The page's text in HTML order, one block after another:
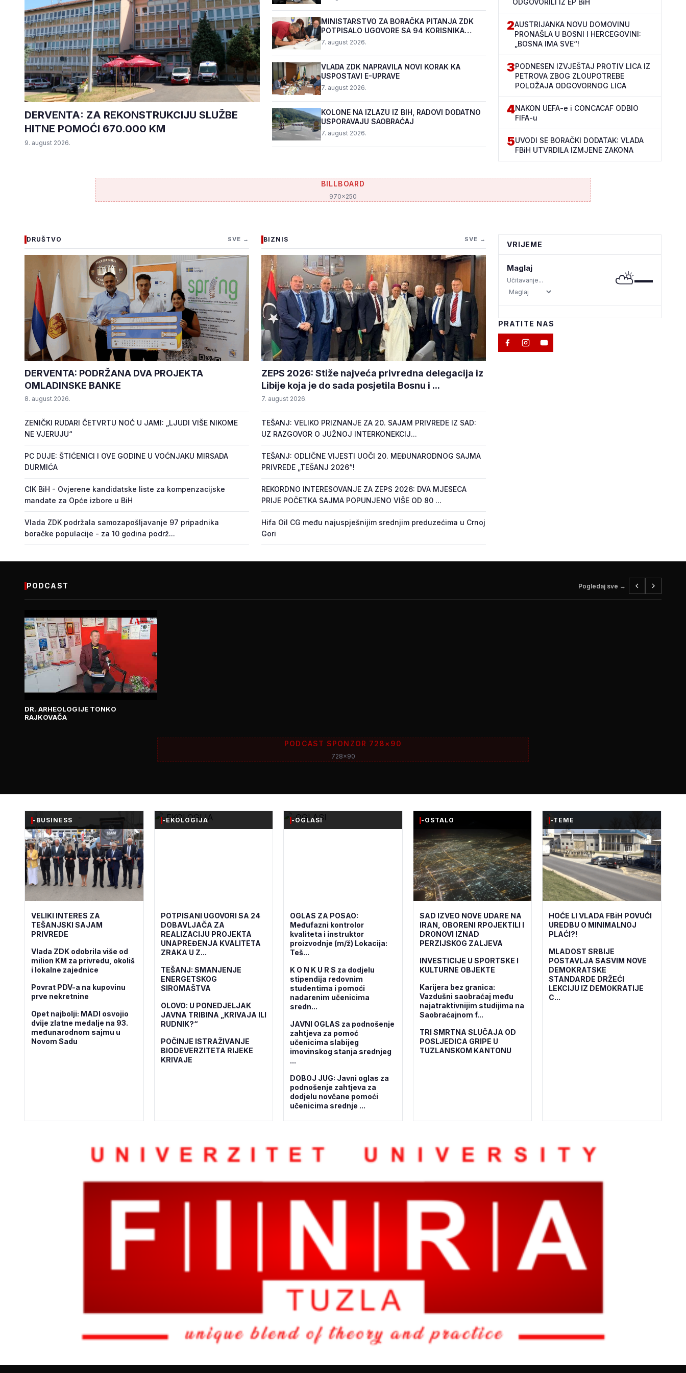
DERVENTA: ZA REKONSTRUKCIJU SLUŽBE
HITNE POMOĆI 670.000 KM
9. august 2026.
MINISTARSTVO ZA BORAČKA PITANJA ZDK
POTPISALO UGOVORE SA 94 KORISNIKA
PROGRAMA "BIZNIS PL...
7. august 2026.
VLADA ZDK NAPRAVILA NOVI KORAK KA
USPOSTAVI E-UPRAVE
7. august 2026.
KOLONE NA IZLAZU IZ BIH, RADOVI DODATNO
USPORAVAJU SAOBRAĆAJ
7. august 2026.
ODGOVORILI IZ EP BiH
2AUSTRIJANKA NOVU DOMOVINU
PRONAŠLA U BOSNI I HERCEGOVINI:
„BOSNA IMA SVE“!
3PODNESEN IZVJEŠTAJ PROTIV LICA IZ
PETROVA ZBOG ZLOUPOTREBE
POLOŽAJA ODGOVORNOG LICA
4NAKON UEFA-e i CONCACAF ODBIO
FIFA-u
5UVODI SE BORAČKI DODATAK: VLADA
FBiH UTVRDILA IZMJENE ZAKONA
BILLBOARD
970x250
DRUŠTVO SVE →
DERVENTA: PODRŽANA DVA PROJEKTA
OMLADINSKE BANKE
8. august 2026.
ZENIČKI RUDARI ČETVRTU NOĆ U JAMI: „LJUDI VIŠE NIKOME
NE VJERUJU“
PC DUJE: ŠTIĆENICI I OVE GODINE U VOĆNJAKU MIRSADA
DURMIĆA
CIK BiH - Ovjerene kandidatske liste za kompenzacijske
mandate za Opće izbore u BiH
Vlada ZDK podržala samozapošljavanje 97 pripadnika
boračke populacije - za 10 godina podrž...
BIZNIS SVE →
ZEPS 2026: Stiže najveća privredna delegacija iz
Libije koja je do sada posjetila Bosnu i ...
7. august 2026.
TEŠANJ: VELIKO PRIZNANJE ZA 20. SAJAM PRIVREDE IZ SAD:
UZ RAZGOVOR O JUŽNOJ INTERKONEKCIJ...
TEŠANJ: ODLIČNE VIJESTI UOČI 20. MEĐUNARODNOG SAJMA
PRIVREDE „TEŠANJ 2026“!
REKORDNO INTERESOVANJE ZA ZEPS 2026: DVA MJESECA
PRIJE POČETKA SAJMA POPUNJENO VIŠE OD 80 ...
Hifa Oil CG među najuspješnijim srednjim preduzećima u Crnoj
Gori
VRIJEME
Maglaj
Učitavanje... ⛅—
PRATITE NAS
PODCAST Pogledaj sve →
DR. ARHEOLOGIJE TONKO
RAJKOVAČA
PODCAST SPONZOR 728×90
728x90
-BUSINESS
VELIKI INTERES ZA
TEŠANJSKI SAJAM
PRIVREDE
Vlada ZDK odobrila više od
milion KM za privredu, okoliš
i lokalne zajednice
Povrat PDV-a na kupovinu
prve nekretnine
Opet najbolji: MADI osvojio
dvije zlatne medalje na 93.
međunarodnom sajmu u
Novom Sadu
-EKOLOGIJA
POTPISANI UGOVORI SA 24
DOBAVLJAČA ZA
REALIZACIJU PROJEKTA
UNAPREĐENJA KVALITETA
ZRAKA U Z...
TEŠANJ: SMANJENJE
ENERGETSKOG
SIROMAŠTVA
OLOVO: U PONEDJELJAK
JAVNA TRIBINA „KRIVAJA ILI
RUDNIK?“
POČINJE ISTRAŽIVANJE
BIODEVERZITETA RIJEKE
KRIVAJE
-OGLASI
OGLAS ZA POSAO:
Međufazni kontrolor
kvaliteta i instruktor
proizvodnje (m/ž) Lokacija:
Teš...
K O N K U R S za dodjelu
stipendija redovnim
studentima i pomoći
nadarenim učenicima
sredn...
JAVNI OGLAS za podnošenje
zahtjeva za pomoć
učenicima slabijeg
imovinskog stanja srednjeg
...
DOBOJ JUG: Javni oglas za
podnošenje zahtjeva za
dodjelu novčane pomoći
učenicima srednje ...
-OSTALO
SAD IZVEO NOVE UDARE NA
IRAN, OBORENI RPOJEKTILI I
DRONOVI IZNAD
PERZIJSKOG ZALJEVA
INVESTICIJE U SPORTSKE I
KULTURNE OBJEKTE
Karijera bez granica:
Vazdušni saobraćaj među
najatraktivnijim studijima na
Saobraćajnom f...
TRI SMRTNA SLUČAJA OD
POSLJEDICA GRIPE U
TUZLANSKOM KANTONU
-TEME
HOĆE LI VLADA FBiH POVUĆI
UREDBU O MINIMALNOJ
PLAĆI?!
MLADOST SRBIJE
POSTAVLJA SASVIM NOVE
DEMOKRATSKE
STANDARDE DRŽEĆI
LEKCIJU IZ DEMOKRATIJE
C...